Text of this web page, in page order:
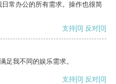
常办公的所有需求。操作也很简
支持[0] 反对[0]
足我不同的娱乐需求。
支持[0] 反对[0]